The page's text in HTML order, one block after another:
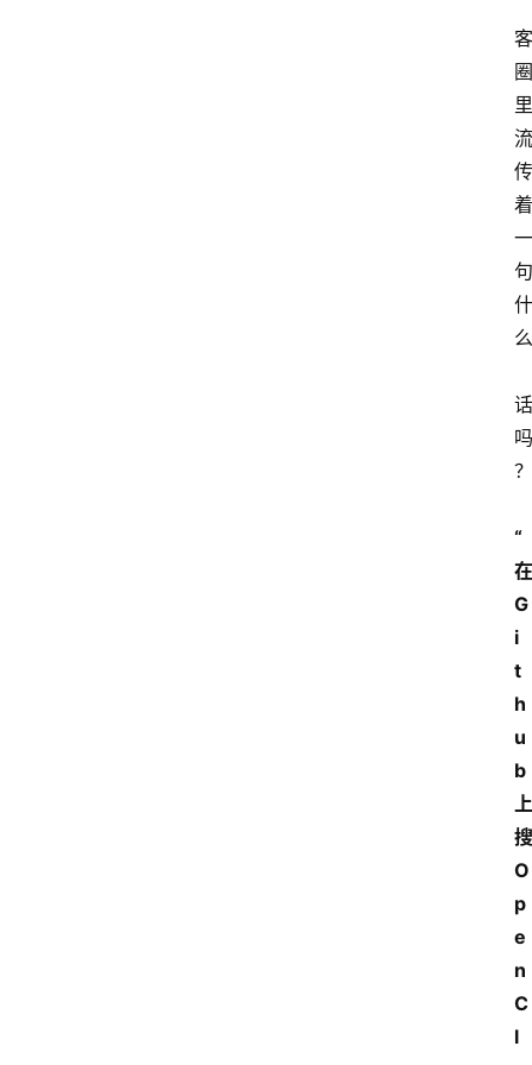
客
圈
里
流
传
着
一
句
什
么
话
吗
？
“
在
G
i
t
h
u
b
上
搜
О
p
е
n
C
l